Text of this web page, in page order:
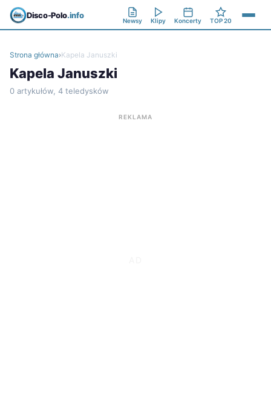
Disco-Polo.info
Newsy Klipy Koncerty TOP 20
Strona główna›Kapela Januszki
Kapela Januszki
0 artykułów, 4 teledysków
REKLAMA